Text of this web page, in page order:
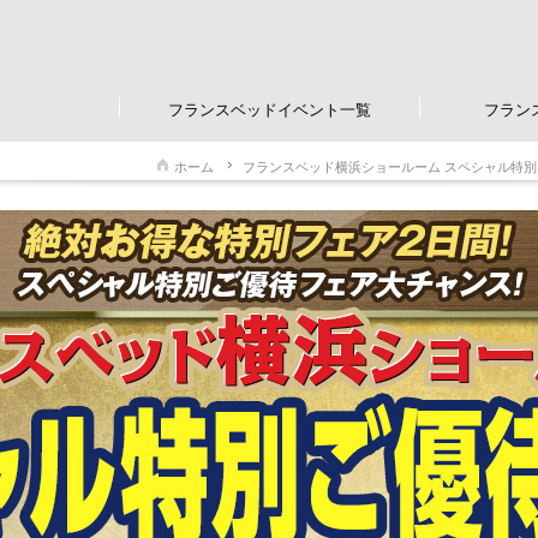
フランスベッドイベント一覧 フラン
ホーム フランスベッド横浜ショールーム スペシャル